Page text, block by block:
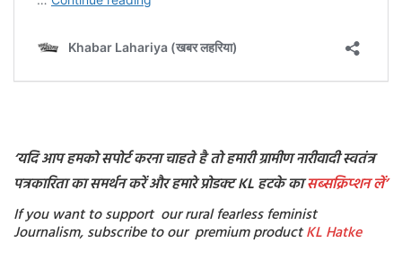
‘यदि आप हमको सपोर्ट करना चाहते है तो हमारी ग्रामीण नारीवादी स्वतंत्र
पत्रकारिता का समर्थन करें और हमारे प्रोडक्ट KL हटके कासब्सक्रिप्शनलें’
If you want to support our rural fearless feminist
Journalism, subscribe to our premium productKL Hatke